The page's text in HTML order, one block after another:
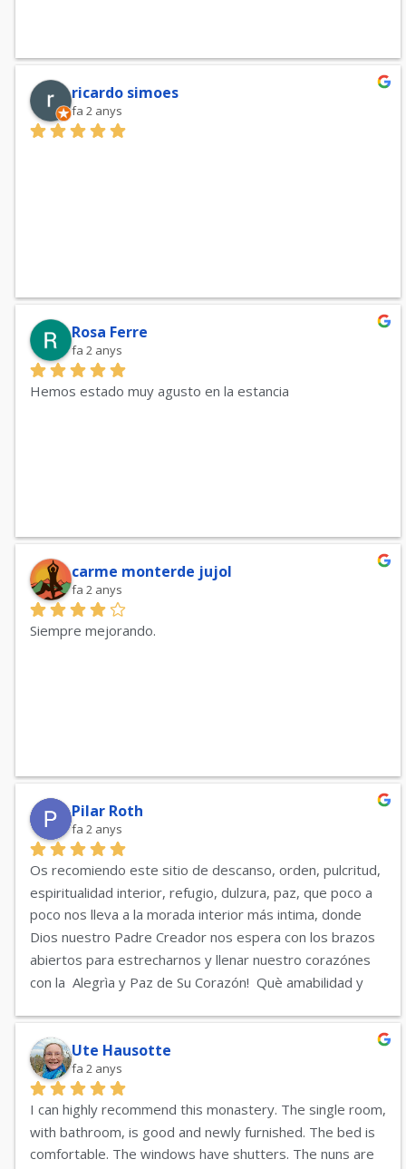
ricardo simoes
fa 2 anys
Rosa Ferre
fa 2 anys
Hemos estado muy agusto en la estancia
carme monterde jujol
fa 2 anys
Siempre mejorando.
Pilar Roth
fa 2 anys
Os recomiendo este sitio de descanso, orden, pulcritud,
espiritualidad interior, refugio, dulzura, paz, que poco a
poco nos lleva a la morada interior más intima, donde
Dios nuestro Padre Creador nos espera con los brazos
abiertos para estrecharnos y llenar nuestro corazónes
con la  Alegrìa y Paz de Su Corazón!  Què amabilidad y
Ute Hausotte
fa 2 anys
I can highly recommend this monastery. The single room,
with bathroom, is good and newly furnished. The bed is
comfortable. The windows have shutters. The nuns are